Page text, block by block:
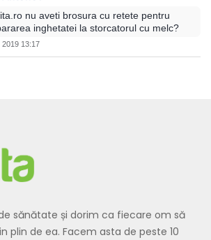
nu aveti brosura cu retete pentru
inghetatei la storcatorul cu melc?
2019 13:17
sănătate și dorim ca fiecare om să
plin de ea. Facem asta de peste 10